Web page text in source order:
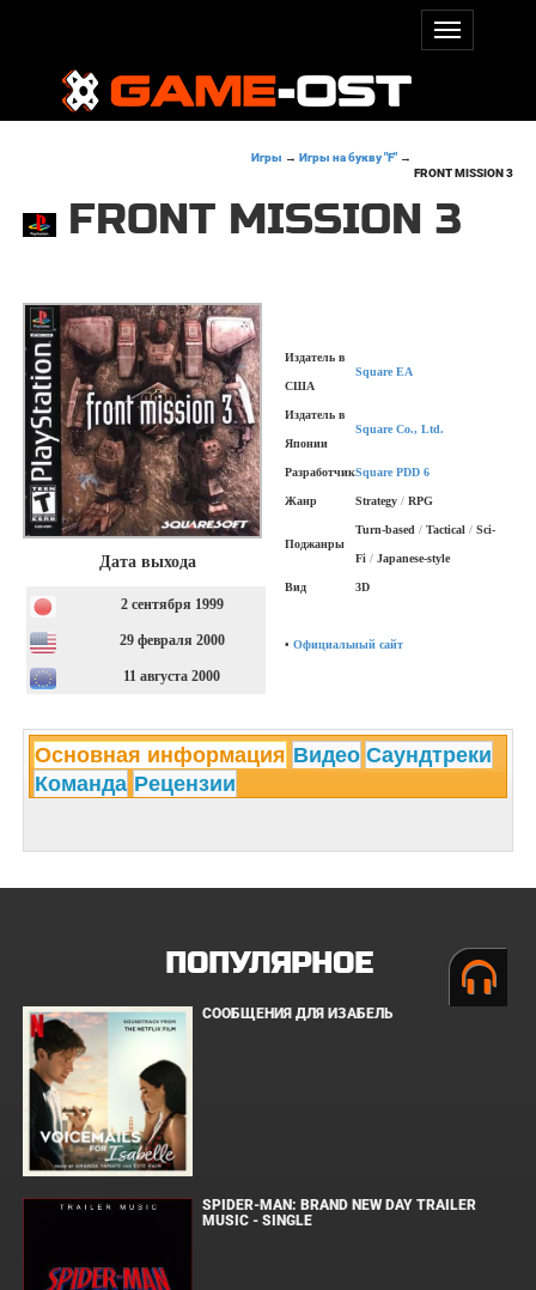
Игры → Игры на букву "F"→
FRONT MISSION 3
FRONT MISSION 3
Дата выхода
2 сентября 1999
29 февраля 2000
11 августа 2000
Издатель в
США
Square EA
Издатель в
Японии
Square Co., Ltd.
РазработчикSquare PDD 6
Жанр Strategy/ RPG
Поджанры
Turn-based/ Tactical/ Sci-
Fi/ Japanese-style
Вид 3D
•Официальный сайт
Основная информация Видео Саундтреки
Команда Рецензии
ПОПУЛЯРНОЕ
СООБЩЕНИЯ ДЛЯ ИЗАБЕЛЬ
SPIDER-MAN: BRAND NEW DAY TRAILER
MUSIC - SINGLE